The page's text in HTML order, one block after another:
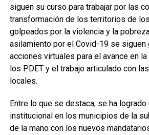
siguen su curso para trabajar por las
transformación de los territorios de
golpeados por la violencia y la
asilamiento por el Covid-19 se siguen
acciones virtuales para el avance en
los PDET y el trabajo articulado con
locales.
Entre lo que se destaca, se ha
institucional en los municipios de la
de la mano con los nuevos